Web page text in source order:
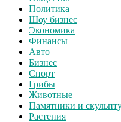
Политика
Шоу бизнес
Экономика
Финансы
Авто
Бизнес
Спорт
Грибы
Животные
Памятники и
Растения